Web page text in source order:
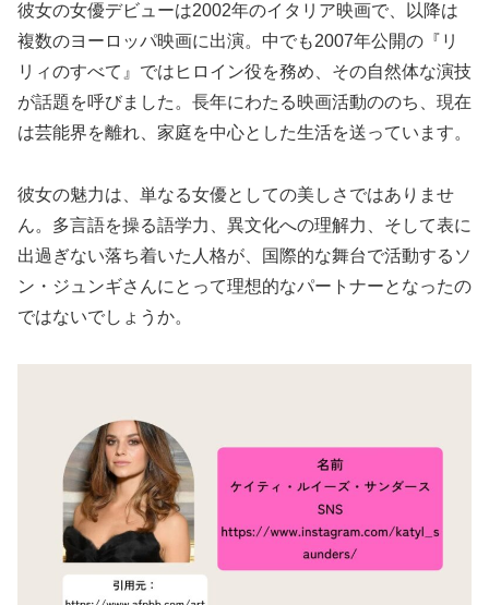
彼女の女優デビューは2002年のイタリア映画で、以降は
複数のヨーロッパ映画に出演。中でも2007年公開の『リ
リィのすべて』ではヒロイン役を務め、その自然体な演技
が話題を呼びました。長年にわたる映画活動ののち、現在
は芸能界を離れ、家庭を中心とした生活を送っています。
彼女の魅力は、単なる女優としての美しさではありませ
ん。多言語を操る語学力、異文化への理解力、そして表に
出過ぎない落ち着いた人格が、国際的な舞台で活動するソ
ン・ジュンギさんにとって理想的なパートナーとなったの
ではないでしょうか。